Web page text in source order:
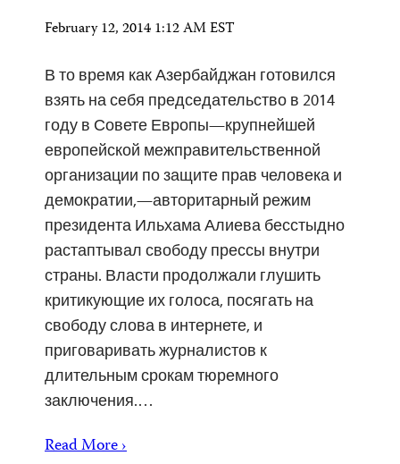
February 12, 2014 1:12 AM EST
В то время как Азербайджан готовился
взять на себя председательство в 2014
году в Совете Европы—крупнейшей
европейской межправительственной
организации по защите прав человека и
демократии,—авторитарный режим
президента Ильхама Алиева бесстыдно
растаптывал свободу прессы внутри
страны. Власти продолжали глушить
критикующие их голоса, посягать на
свободу слова в интернете, и
приговаривать журналистов к
длительным срокам тюремного
заключения.…
Read More ›